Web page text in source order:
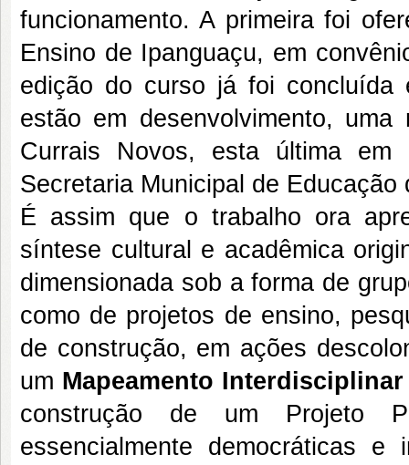
funcionamento. A primeira foi
Ensino de Ipanguaçu, em
edição do curso já foi concluída
estão em desenvolvimento,
Currais Novos, esta última
Secretaria Municipal de Educação
É assim que o trabalho ora
síntese cultural e acadêmica
dimensionada sob a forma de
como de projetos de ensino,
de construção, em ações
um Mapeamento
construção de um Projeto
essencialmente democráticas e